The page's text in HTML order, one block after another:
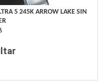
5 245K ARROW LAKE SIN